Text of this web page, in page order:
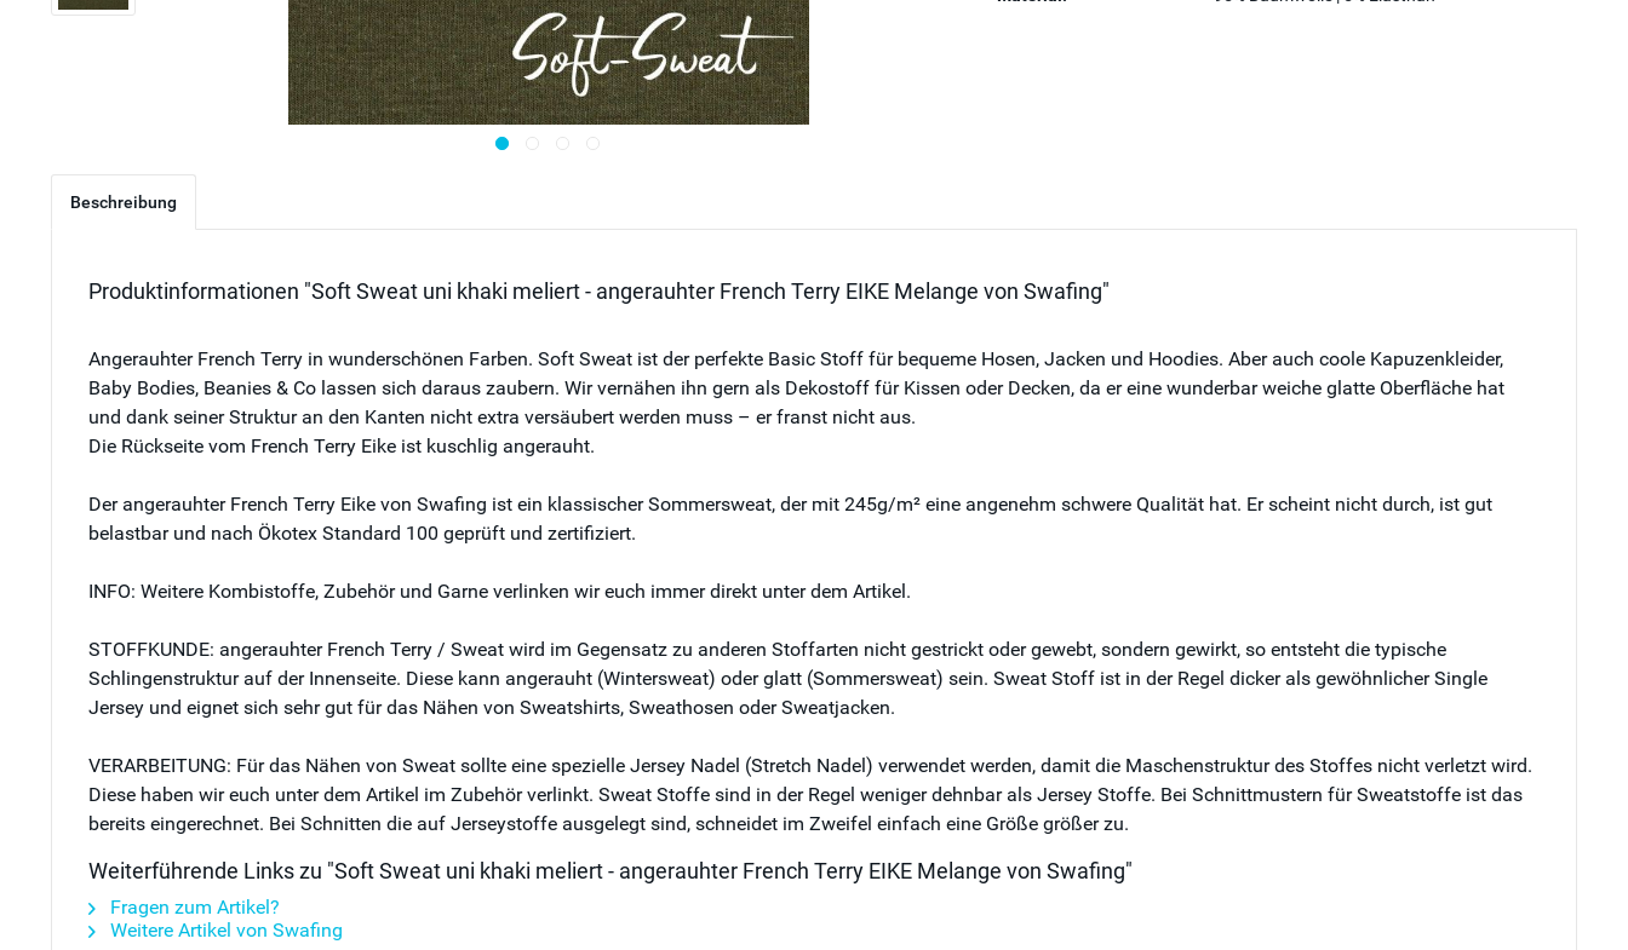
Beschreibung
Produktinformationen "Soft Sweat uni khaki meliert - angerauhter French Terry EIKE Melange von Swafing"
Angerauhter French Terry in wunderschönen Farben. Soft Sweat ist der perfekte Basic Stoff für bequeme Hosen, Jacken und Hoodies. Aber auch coole Kapuzenkleider,
Baby Bodies, Beanies & Co lassen sich daraus zaubern. Wir vernähen ihn gern als Dekostoff für Kissen oder Decken, da er eine wunderbar weiche glatte Oberfläche hat
und dank seiner Struktur an den Kanten nicht extra versäubert werden muss – er franst nicht aus.
Die Rückseite vom French Terry Eike ist kuschlig angerauht.
Der angerauhter French Terry Eike von Swafing ist ein klassischer Sommersweat, der mit 245g/m² eine angenehm schwere Qualität hat. Er scheint nicht durch, ist gut
belastbar und nach Ökotex Standard 100 geprüft und zertifiziert.
INFO: Weitere Kombistoffe, Zubehör und Garne verlinken wir euch immer direkt unter dem Artikel.
STOFFKUNDE: angerauhter French Terry / Sweat wird im Gegensatz zu anderen Stoffarten nicht gestrickt oder gewebt, sondern gewirkt, so entsteht die typische
Schlingenstruktur auf der Innenseite. Diese kann angerauht (Wintersweat) oder glatt (Sommersweat) sein. Sweat Stoff ist in der Regel dicker als gewöhnlicher Single
Jersey und eignet sich sehr gut für das Nähen von Sweatshirts, Sweathosen oder Sweatjacken.
VERARBEITUNG: Für das Nähen von Sweat sollte eine spezielle Jersey Nadel (Stretch Nadel) verwendet werden, damit die Maschenstruktur des Stoffes nicht verletzt wird.
Diese haben wir euch unter dem Artikel im Zubehör verlinkt. Sweat Stoffe sind in der Regel weniger dehnbar als Jersey Stoffe. Bei Schnittmustern für Sweatstoffe ist das
bereits eingerechnet. Bei Schnitten die auf Jerseystoffe ausgelegt sind, schneidet im Zweifel einfach eine Größe größer zu.
Weiterführende Links zu "Soft Sweat uni khaki meliert - angerauhter French Terry EIKE Melange von Swafing"
Fragen zum Artikel?
Weitere Artikel von Swafing